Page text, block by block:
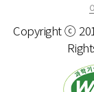
Copyright ⓒ